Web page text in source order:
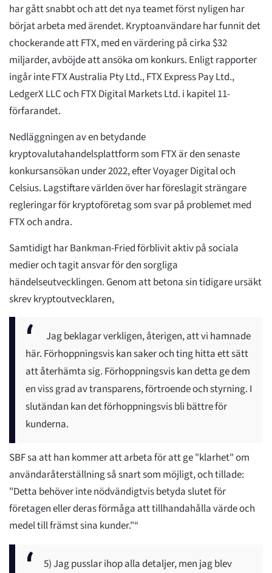
har gått snabbt och att det nya teamet först nyligen har
börjat arbeta med ärendet. Kryptoanvändare har funnit det
chockerande att FTX, med en värdering på cirka $32
miljarder, avböjde att ansöka om konkurs. Enligt rapporter
ingår inte FTX Australia Pty Ltd., FTX Express Pay Ltd.,
LedgerX LLC och FTX Digital Markets Ltd. i kapitel 11-
förfarandet.
Nedläggningen av en betydande
kryptovalutahandelsplattform som FTX är den senaste
konkursansökan under 2022, efter Voyager Digital och
Celsius. Lagstiftare världen över har föreslagit strängare
regleringar för kryptoföretag som svar på problemet med
FTX och andra.
Samtidigt har Bankman-Fried förblivit aktiv på sociala
medier och tagit ansvar för den sorgliga
händelseutvecklingen. Genom att betona sin tidigare ursäkt
skrev kryptoutvecklaren,
Jag beklagar verkligen, återigen, att vi hamnade
här. Förhoppningsvis kan saker och ting hitta ett sätt
att återhämta sig. Förhoppningsvis kan detta ge dem
en viss grad av transparens, förtroende och styrning. I
slutändan kan det förhoppningsvis bli bättre för
kunderna.
SBF sa att han kommer att arbeta för att ge "klarhet" om
användaråterställning så snart som möjligt, och tillade:
"Detta behöver inte nödvändigtvis betyda slutet för
företagen eller deras förmåga att tillhandahålla värde och
medel till främst sina kunder."“
5) Jag pusslar ihop alla detaljer, men jag blev